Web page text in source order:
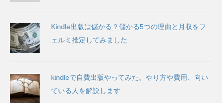
Kindle出版は儲かる？儲かる5つの理由と月収をフ
ェルミ推定してみました
kindleで自費出版やってみた。やり方や費用、向い
ている人を解説します